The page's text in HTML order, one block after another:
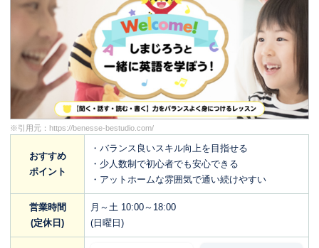
※引用元： https://benesse-bestudio.com/
おすすめ
ポイント
・バランス良いスキル向上を目指せる
・少人数制で初心者でも安心できる
・アットホームな雰囲気で通い続けやすい
営業時間
(定休日)
月～土 10:00～18:00
(日曜日)